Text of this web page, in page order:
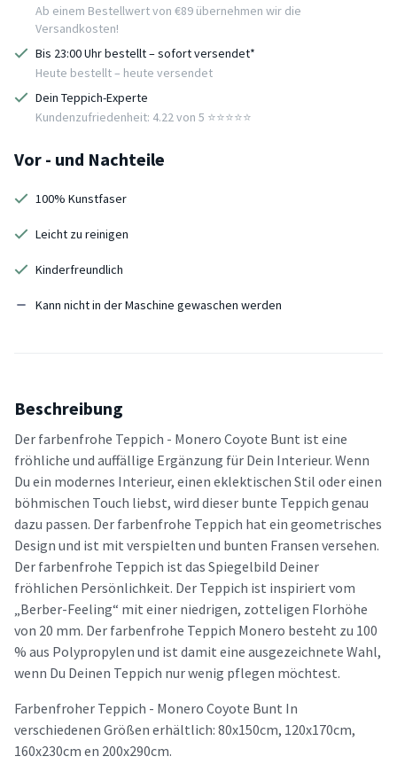
Ab einem Bestellwert von €89 übernehmen wir die
Versandkosten!
Bis 23:00 Uhr bestellt – sofort versendet*
Heute bestellt – heute versendet
Dein Teppich-Experte
Kundenzufriedenheit: 4.22 von 5 ⭐️⭐️⭐️⭐️⭐️
Vor - und Nachteile
100% Kunstfaser
Leicht zu reinigen
Kinderfreundlich
Kann nicht in der Maschine gewaschen werden
Beschreibung
Der farbenfrohe Teppich - Monero Coyote Bunt ist eine
fröhliche und auffällige Ergänzung für Dein Interieur. Wenn
Du ein modernes Interieur, einen eklektischen Stil oder einen
böhmischen Touch liebst, wird dieser bunte Teppich genau
dazu passen. Der farbenfrohe Teppich hat ein geometrisches
Design und ist mit verspielten und bunten Fransen versehen.
Der farbenfrohe Teppich ist das Spiegelbild Deiner
fröhlichen Persönlichkeit. Der Teppich ist inspiriert vom
„Berber-Feeling“ mit einer niedrigen, zotteligen Florhöhe
von 20 mm. Der farbenfrohe Teppich Monero besteht zu 100
% aus Polypropylen und ist damit eine ausgezeichnete Wahl,
wenn Du Deinen Teppich nur wenig pflegen möchtest.
Farbenfroher Teppich - Monero Coyote Bunt In
verschiedenen Größen erhältlich: 80x150cm, 120x170cm,
160x230cm en 200x290cm.